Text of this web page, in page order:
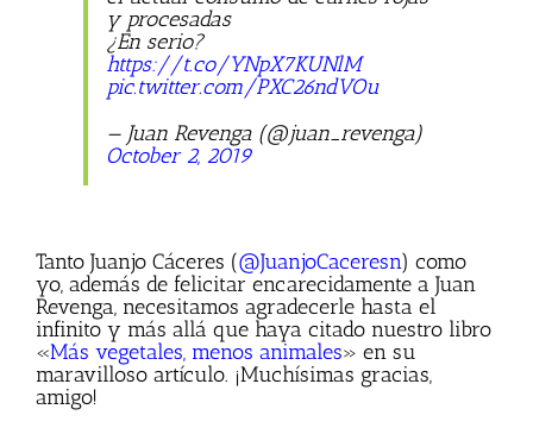
y procesadas
¿En serio?
https://t.co/YNpX7KUNlM
pic.twitter.com/PXC26ndVOu
— Juan Revenga (@juan_revenga)
October 2, 2019
Tanto Juanjo Cáceres (@JuanjoCaceresn) como
yo, además de felicitar encarecidamente a Juan
Revenga, necesitamos agradecerle hasta el
infinito y más allá que haya citado nuestro libro
«Más vegetales, menos animales» en su
maravilloso artículo. ¡Muchísimas gracias,
amigo!